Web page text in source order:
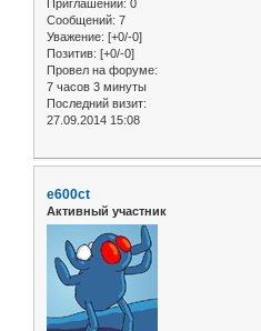
Приглашений: 0
Сообщений: 7
Уважение: [+0/-0]
Позитив: [+0/-0]
Провел на форуме:
7 часов 3 минуты
Последний визит:
27.09.2014 15:08
e600ct
Активный участник